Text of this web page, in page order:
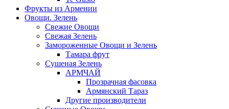
Фрукты из Армении
Овощи. Зелень
Свежие Овощи
Свежая Зелень
Замороженные Овощи и Зелень
Тамара фрут
Сушеная Зелень
АРМЧАЙ
Прозрачная фасовка
Армянский Тараз
Другие производители